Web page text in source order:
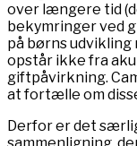
over længere tid
bekymringer ved
på børns
opstår ikke fra
giftpåvirkning.
at fortælle om
Derfor er det